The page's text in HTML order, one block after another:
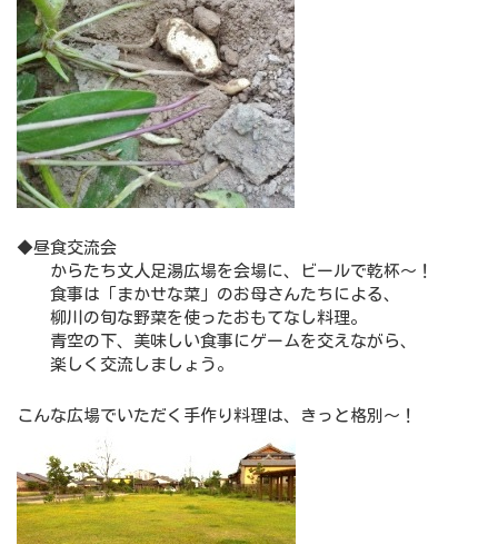
◆昼食交流会
からたち文人足湯広場を会場に、ビールで乾杯～！
食事は「まかせな菜」のお母さんたちによる、
柳川の旬な野菜を使ったおもてなし料理。
青空の下、美味しい食事にゲームを交えながら、
楽しく交流しましょう。
こんな広場でいただく手作り料理は、きっと格別～！